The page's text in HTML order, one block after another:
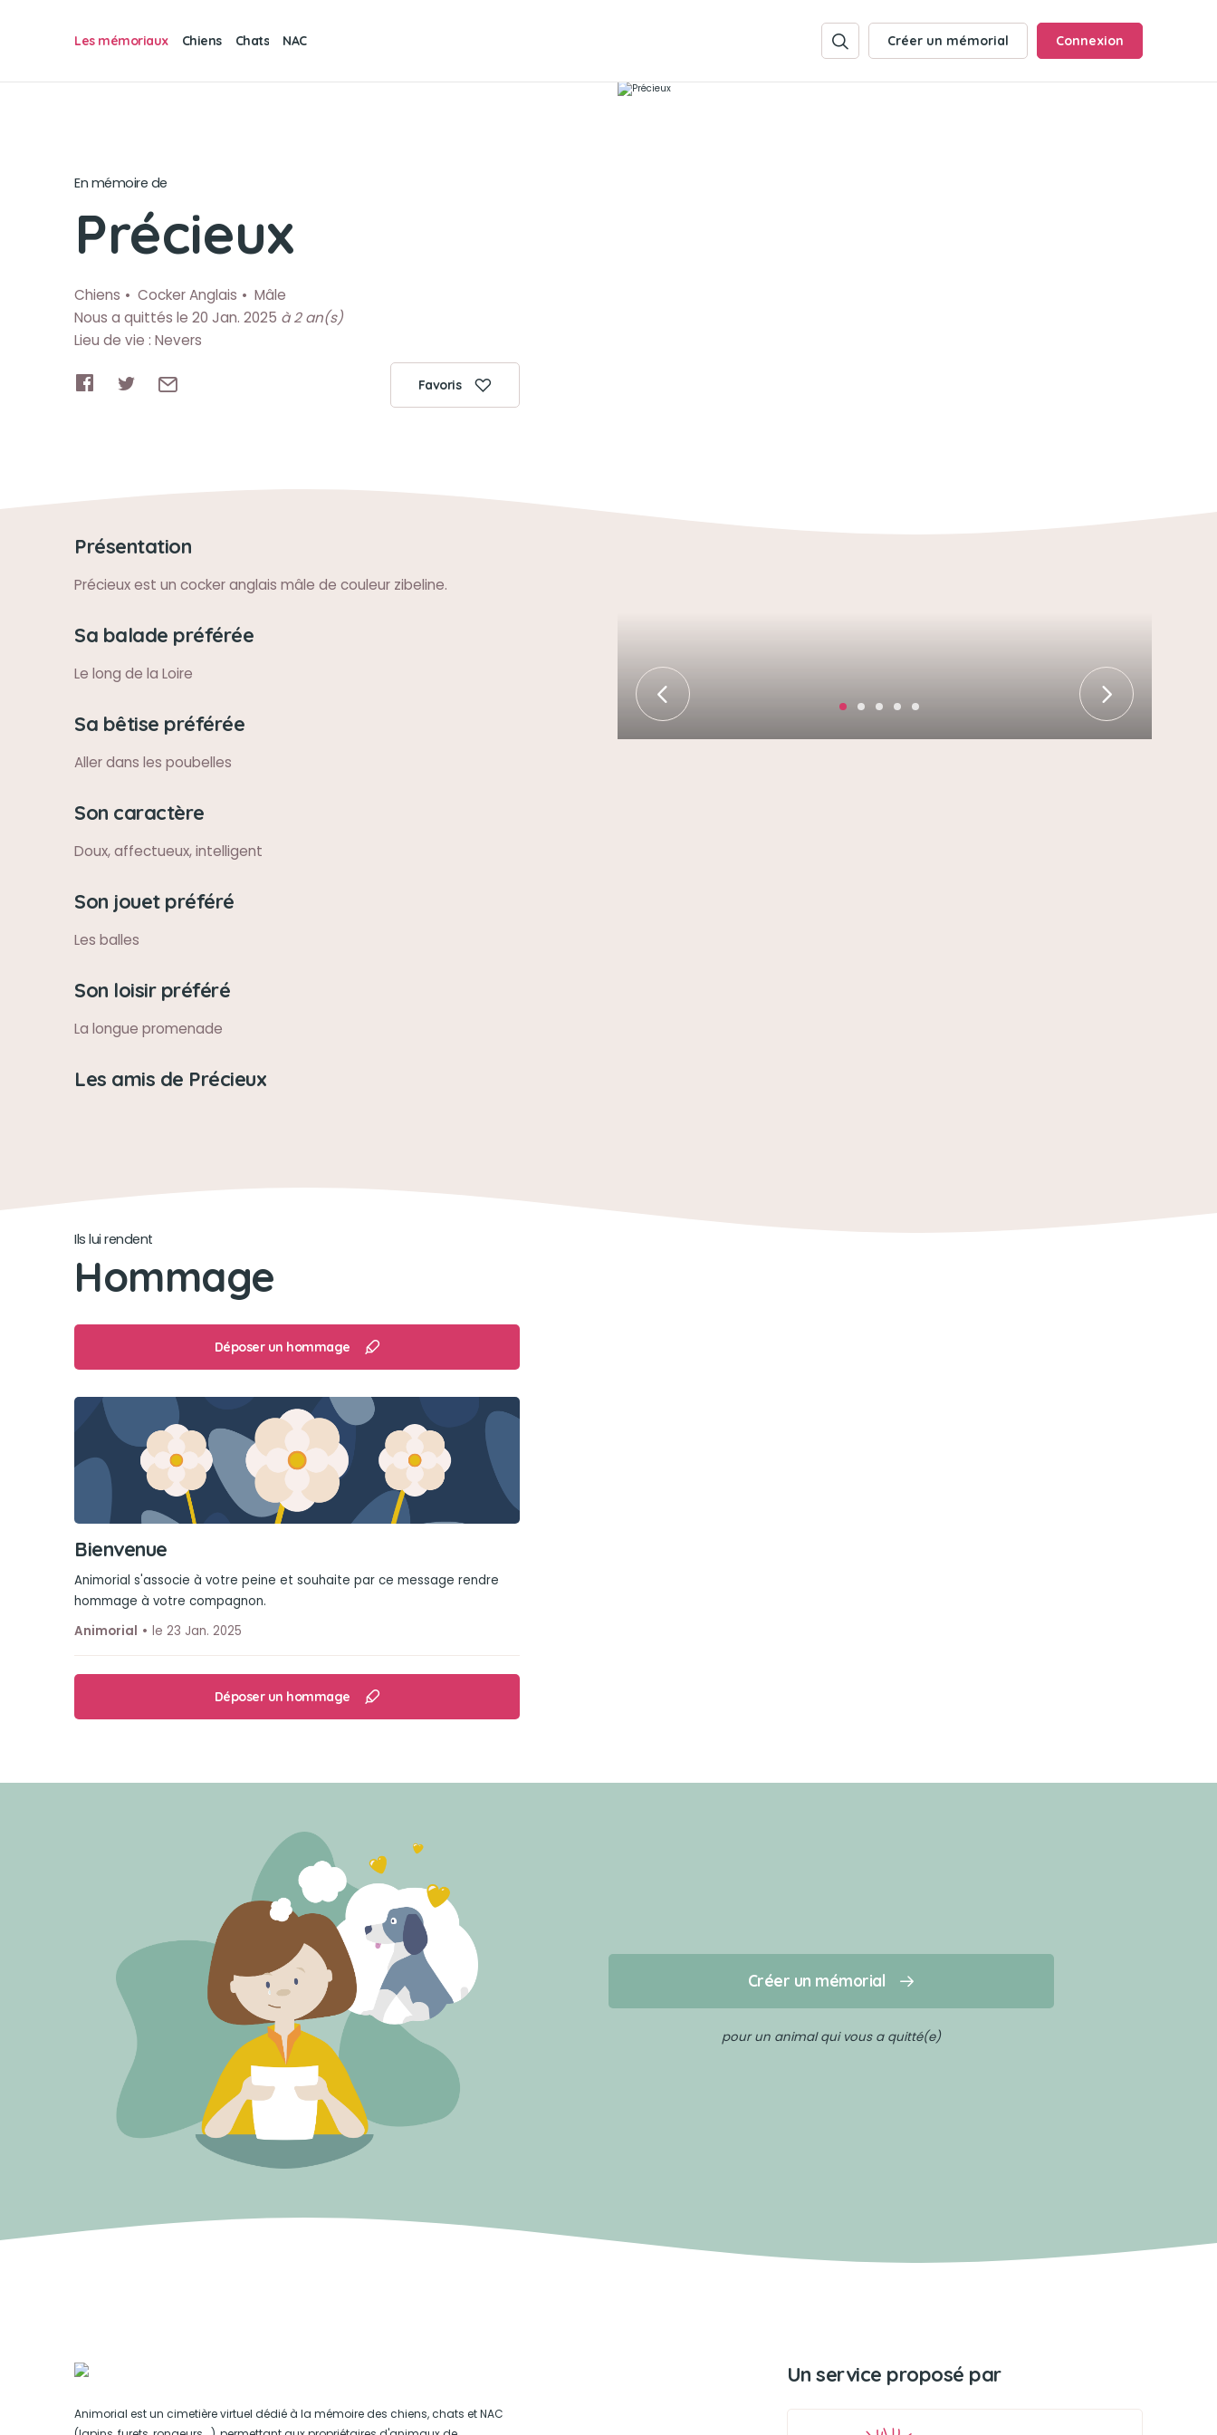
Les mémoriaux Chiens Chats NAC Créer un mémorial Connexion
En mémoire de
Précieux
Chiens Cocker Anglais
Mâle
Nous a quittés le 20 Jan. 2025 à 2 an(s)
Lieu de vie : Nevers
Favoris
Présentation
Précieux est un cocker anglais mâle de couleur zibeline.
Sa balade préférée
Le long de la Loire
Sa bêtise préférée
Aller dans les poubelles
Son caractère
Doux, affectueux, intelligent
Son jouet préféré
Les balles
Son loisir préféré
La longue promenade
Les amis de Précieux
Ils lui rendent
Hommage
Déposer un hommage
Bienvenue
Animorial s'associe à votre peine et souhaite par ce message rendre
hommage à votre compagnon.
Animorial
le 23 Jan. 2025
Déposer un hommage
Créer un mémorial
pour un animal qui vous a quitté(e)
Animorial est un cimetière virtuel dédié à la mémoire des chiens, chats et NAC
Un service proposé par